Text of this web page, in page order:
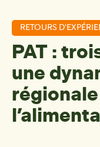
RETOURS
PAT :
une